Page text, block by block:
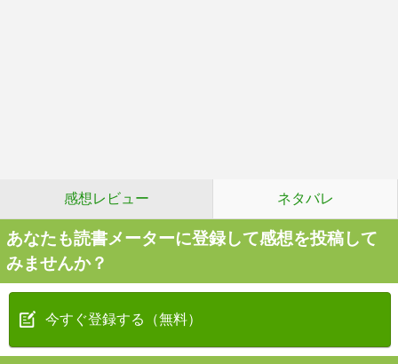
感想レビュー ネタバレ
あなたも読書メーターに登録して感想を投稿して
みませんか？
今すぐ登録する（無料）